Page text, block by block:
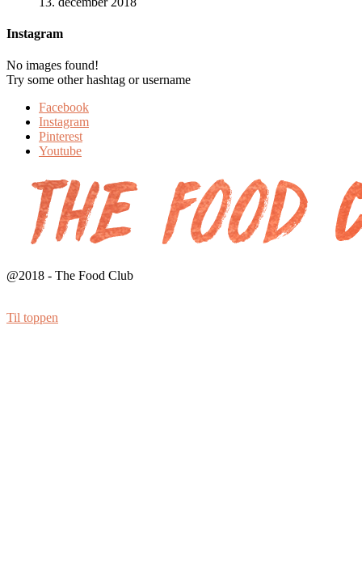
Instagram
No images found!
Try some other hashtag or username
Facebook
Instagram
Pinterest
Youtube
@2018 - The Food Club
Til toppen